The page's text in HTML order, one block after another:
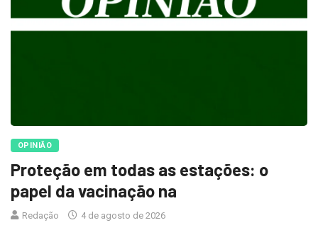
OPINIÃO
Proteção em todas as estações: o
papel da vacinação na
Redação 4 de agosto de 2026
A história da humanidade foi marcada por epidemias que